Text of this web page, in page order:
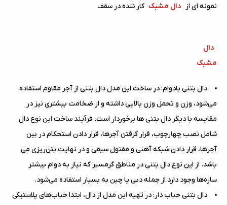
نمونه ای از دال مشبک کار شده در سقف
دال
مشبک
دال بتنی بادوام: در ساخت این مدل دال بتنی از آجر مقاوم استفاده
می‌شود، وزن و تحمل وزن بالایی داشته و از ضخامت بیشتری نیز در
مقایسه با دیگر دال بتنی ها برخوردار است. فرآیند ساخت این نوع دال
شامل نصب چهارچوب، قرار گرفتن آجرها، قرار دادن استحکام در بین
آجرها، قرار دادن شبکه آهنی و مفتول سیمی و در نهایت بتن‌ریزی می
باشد. از این نوع دال بتنی در مناطق گرمسیر که نیاز به دوام بیشتر
سازه‌ها وجود دارد از جمله دبی یا چین به بسیار استفاده می‌شود.
دال بتنی حباب دار: در تهیه این مدل از دال، ابتدا حباب‌های پلاستیکی